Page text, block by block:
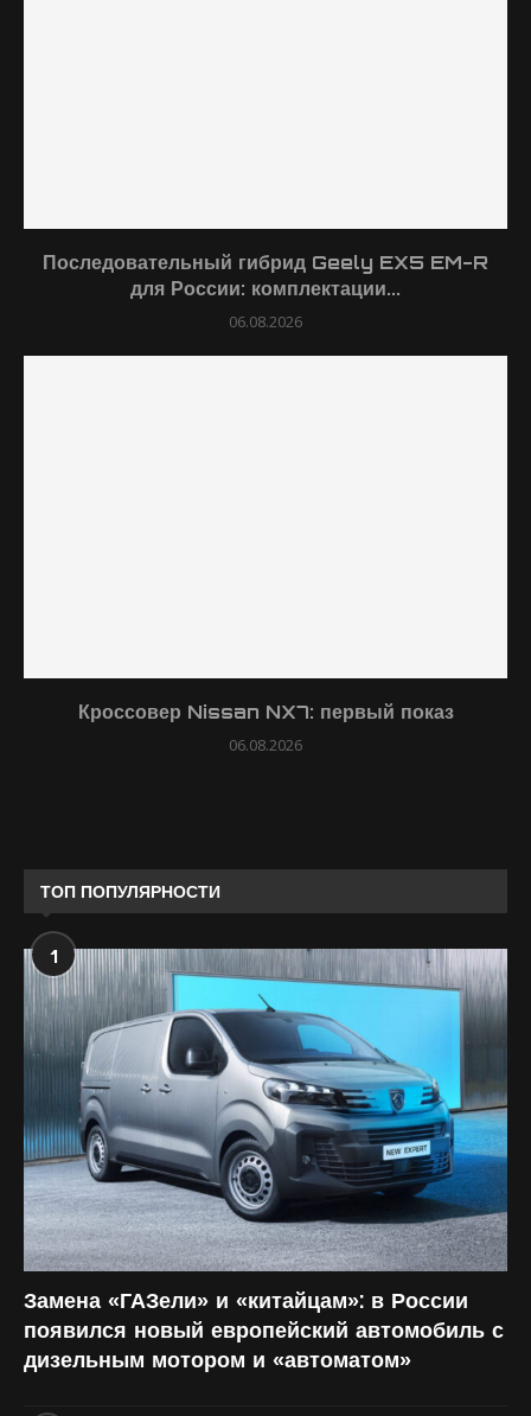
Последовательный гибрид Geely EX5 EM-R
для России: комплектации...
06.08.2026
Кроссовер Nissan NX7: первый показ
06.08.2026
ТОП ПОПУЛЯРНОСТИ
1
Замена «ГАЗели» и «китайцам»: в России
появился новый европейский автомобиль с
дизельным мотором и «автоматом»